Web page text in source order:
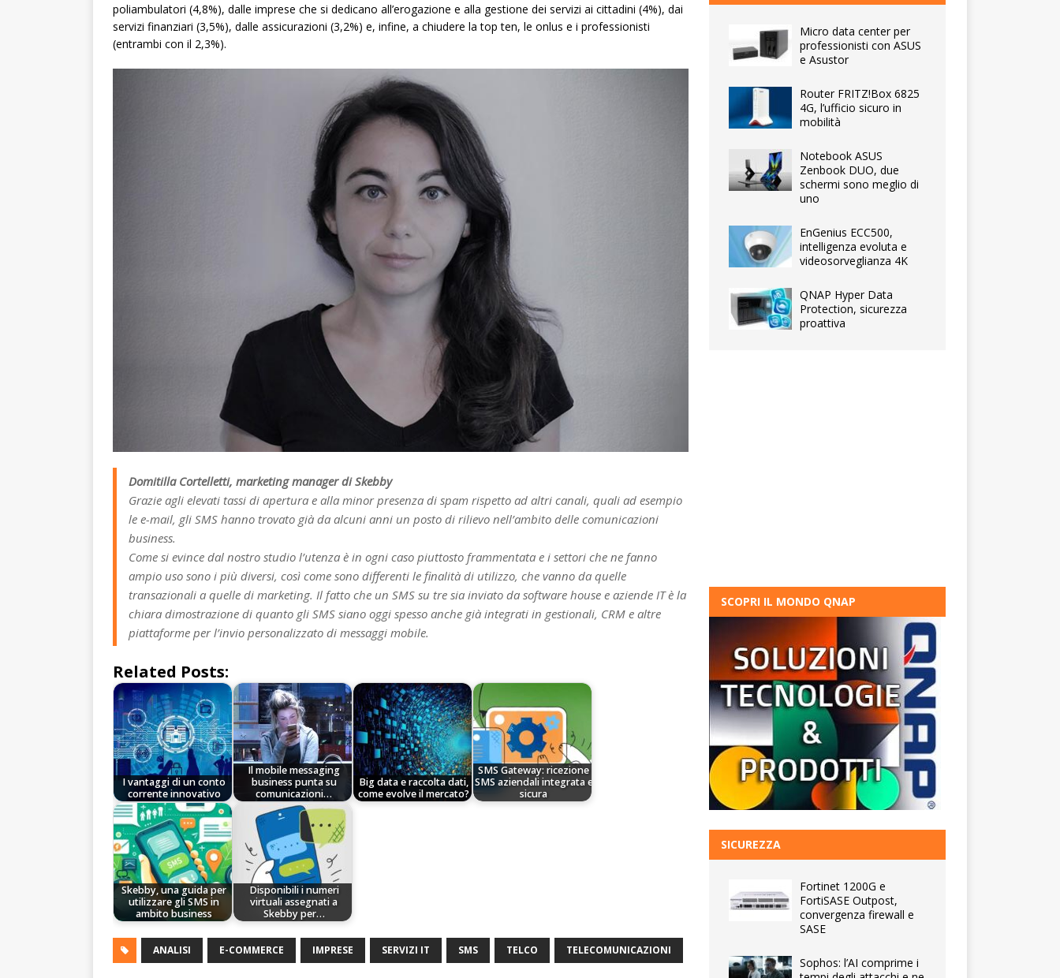
poliambulatori (4,8%), dalle imprese che si dedicano all’erogazione e alla gestione dei servizi ai cittadini (4%), dai
servizi finanziari (3,5%), dalle assicurazioni (3,2%) e, infine, a chiudere la top ten, le onlus e i professionisti
(entrambi con il 2,3%).
Domitilla Cortelletti, marketing manager di Skebby
Grazie agli elevati tassi di apertura e alla minor presenza di spam rispetto ad altri canali, quali ad esempio
le e-mail, gli SMS hanno trovato già da alcuni anni un posto di rilievo nell’ambito delle comunicazioni
business.
Come si evince dal nostro studio l’utenza è in ogni caso piuttosto frammentata e i settori che ne fanno
ampio uso sono i più diversi, così come sono differenti le finalità di utilizzo, che vanno da quelle
transazionali a quelle di marketing. Il fatto che un SMS su tre sia inviato da software house e aziende IT è la
chiara dimostrazione di quanto gli SMS siano oggi spesso anche già integrati in gestionali, CRM e altre
piattaforme per l’invio personalizzato di messaggi mobile.
Related Posts:
I vantaggi di un conto
corrente innovativo
Il mobile messaging
business punta su
comunicazioni…
Big data e raccolta dati,
come evolve il mercato?
SMS Gateway: ricezione
SMS aziendali integrata e
sicura
Skebby, una guida per
utilizzare gli SMS in
ambito business
Disponibili i numeri
virtuali assegnati a
Skebby per…
ANALISI E-COMMERCE IMPRESE SERVIZI IT SMS TELCO TELECOMUNICAZIONI
Micro data center per
professionisti con ASUS
e Asustor
Router FRITZ!Box 6825
4G, l’ufficio sicuro in
mobilità
Notebook ASUS
Zenbook DUO, due
schermi sono meglio di
uno
EnGenius ECC500,
intelligenza evoluta e
videosorveglianza 4K
QNAP Hyper Data
Protection, sicurezza
proattiva
SCOPRI IL MONDO QNAP
SICUREZZA
Fortinet 1200G e
FortiSASE Outpost,
convergenza firewall e
SASE
Sophos: l’AI comprime i